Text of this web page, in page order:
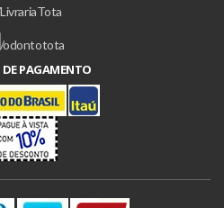
/odontotota
PAGAMENTO